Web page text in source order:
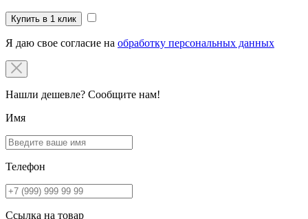
Купить в 1 клик
Я даю свое согласие на обработку персональных данных
Нашли дешевле? Сообщите нам!
Имя
Телефон
Ссылка на товар